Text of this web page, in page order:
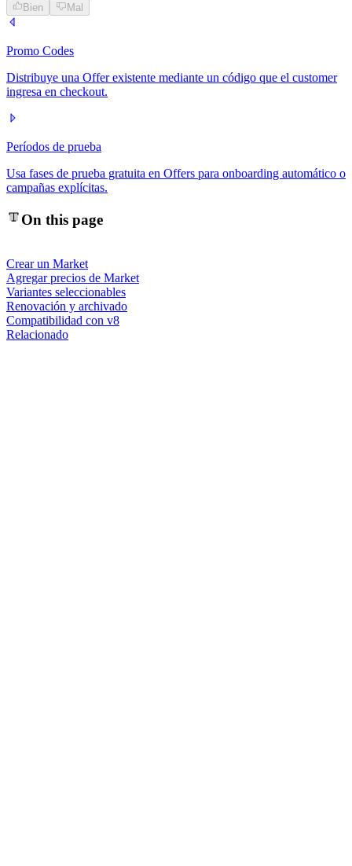
Bien Mal
Promo Codes
Distribuye una Offer existente mediante un código que el customer
ingresa en checkout.
Períodos de prueba
Usa fases de prueba gratuita en Offers para onboarding automático o
campañas explícitas.
On this page
Crear un Market
Agregar precios de Market
Variantes seleccionables
Renovación y archivado
Compatibilidad con v8
Relacionado